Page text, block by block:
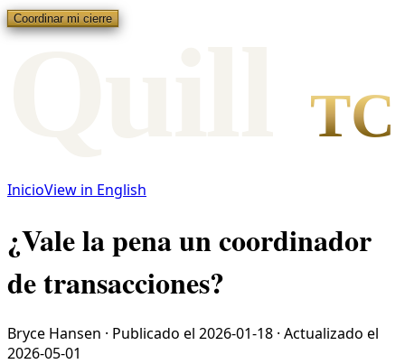
Coordinar mi cierre
TC
InicioView in English
¿Vale la pena un coordinador
de transacciones?
Bryce Hansen · Publicado el 2026-01-18 · Actualizado el
2026-05-01